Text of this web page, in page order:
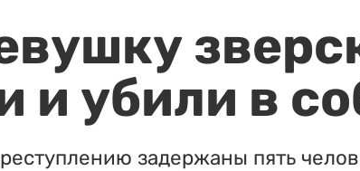
и убили в
задержаны пять